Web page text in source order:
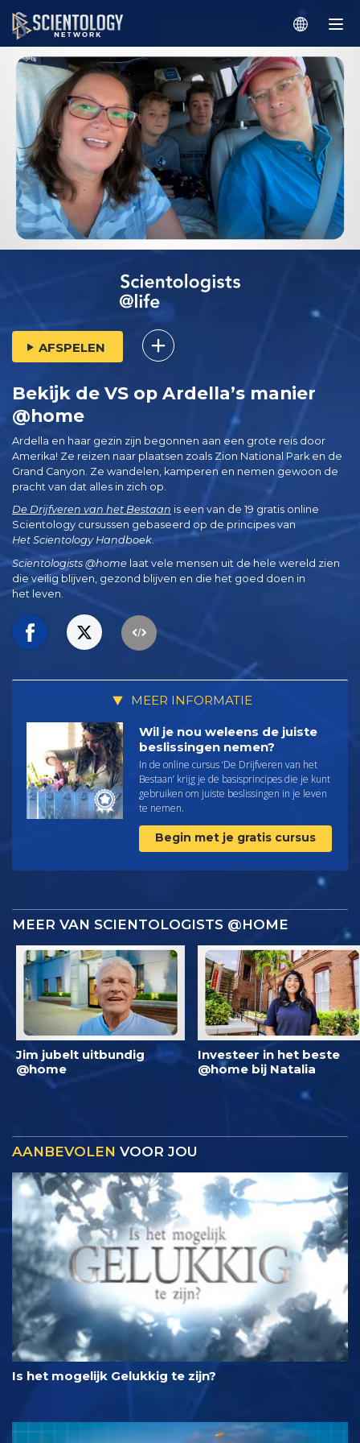
AFSPELEN
Bekijk de VS op Ardella’s manier
@home
Ardella en haar gezin zijn begonnen aan een grote reis door
Amerika! Ze reizen naar plaatsen zoals Zion National Park en de
Grand Canyon. Ze wandelen, kamperen en nemen gewoon de
pracht van dat alles in zich op.
De Drijfveren van het Bestaan is een van de 19 gratis online
Scientology cursussen gebaseerd op de principes van
Het Scientology Handboek.
Scientologists @home laat vele mensen uit de hele wereld zien
die veilig blijven, gezond blijven en die het goed doen in
het leven.
MEER INFORMATIE
Wil je nou weleens de juiste
beslissingen nemen?
In de online cursus ‘De Drijfveren van het
Bestaan’ krijg je de basisprincipes die je kunt
gebruiken om juiste beslissingen in je leven
te nemen.
Begin met je gratis cursus
MEER VAN SCIENTOLOGISTS @HOME
Jim jubelt uitbundig
@home
Investeer in het beste
@home bij Natalia
AANBEVOLEN VOOR JOU
Is het mogelijk Gelukkig te zijn?